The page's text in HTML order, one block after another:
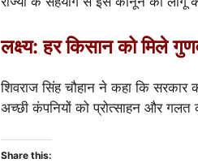
लक्ष्य: हर किसान को मिले
शिवराज सिंह चौहान ने कहा कि सरकार
अच्छी कंपनियों को प्रोत्साहन और गलत
Share this: